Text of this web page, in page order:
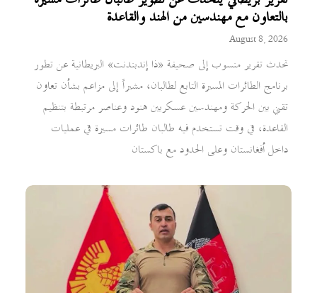
بالتعاون مع مهندسين من الهند والقاعدة
August 8, 2026
تحدث تقرير منسوب إلى صحيفة «ذا إندبندنت» البريطانية عن تطور
برنامج الطائرات المسيرة التابع لطالبان، مشيراً إلى مزاعم بشأن تعاون
تقني بين الحركة ومهندسين عسكريين هنود وعناصر مرتبطة بتنظيم
القاعدة، في وقت تستخدم فيه طالبان طائرات مسيرة في عمليات
داخل أفغانستان وعلى الحدود مع باكستان